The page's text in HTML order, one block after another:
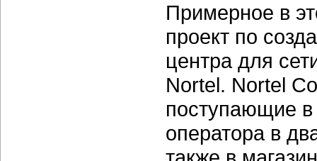
Примерное в
проект по
центра для
Nortel. Nortel
поступающие
оператора в